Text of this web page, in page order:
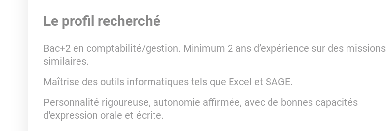
Le profil recherché
Bac+2 en comptabilité/gestion. Minimum 2 ans d’expérience sur des missions
similaires.
Maîtrise des outils informatiques tels que Excel et SAGE.
Personnalité rigoureuse, autonomie affirmée, avec de bonnes capacités
d'expression orale et écrite.